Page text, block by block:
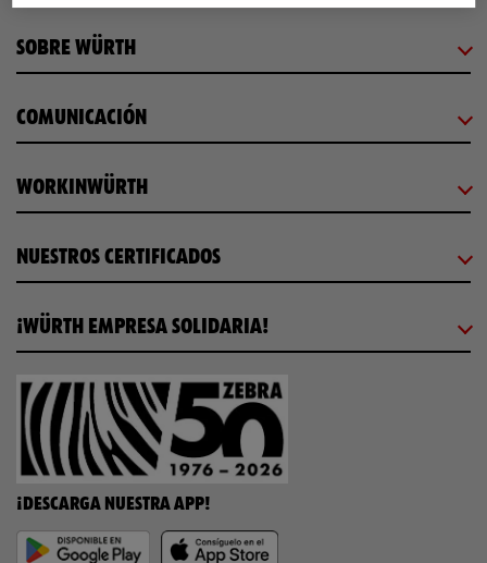
SOBRE WÜRTH
COMUNICACIÓN
WORKINWÜRTH
NUESTROS CERTIFICADOS
¡WÜRTH EMPRESA SOLIDARIA!
¡DESCARGA NUESTRA APP!